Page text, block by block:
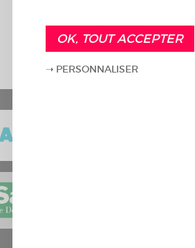
OK, TOUT ACCEPTER
PERSONNALISER